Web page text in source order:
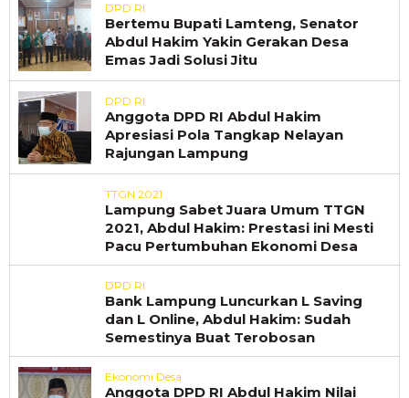
DPD RI
Bertemu Bupati Lamteng, Senator
Abdul Hakim Yakin Gerakan Desa
Emas Jadi Solusi Jitu
DPD RI
Anggota DPD RI Abdul Hakim
Apresiasi Pola Tangkap Nelayan
Rajungan Lampung
TTGN 2021
Lampung Sabet Juara Umum TTGN
2021, Abdul Hakim: Prestasi ini Mesti
Pacu Pertumbuhan Ekonomi Desa
DPD RI
Bank Lampung Luncurkan L Saving
dan L Online, Abdul Hakim: Sudah
Semestinya Buat Terobosan
Ekonomi Desa
Anggota DPD RI Abdul Hakim Nilai